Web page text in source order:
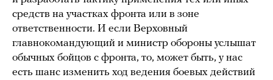
средств на участках фронта или в зоне
ответственности. И если Верховный
главнокомандующий и министр обороны услышат
обычных бойцов с фронта, то, может быть, у нас
есть шанс изменить ход ведения боевых действий